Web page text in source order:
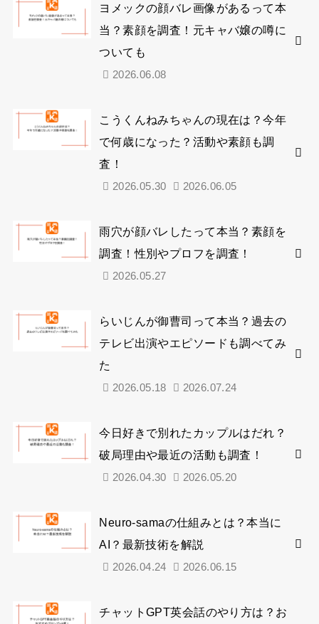
ヨメックの顔バレ画像があるって本
当？素顔を調査！元キャバ嬢の噂に
ついても
2026.06.08
こうくんねみちゃんの現在は？今年
で何歳になった？活動や素顔も調
査！
2026.05.30 2026.06.05
雨穴が顔バレしたって本当？素顔を
調査！性別やプロフを調査！
2026.05.27
らいじんが御曹司って本当？過去の
テレビ出演やエピソードも調べてみ
た
2026.05.18 2026.07.24
今日好きで別れたカップルはだれ？
破局理由や最近の活動も調査！
2026.04.30 2026.05.20
Neuro-samaの仕組みとは？本当に
AI？最新技術を解説
2026.04.24 2026.06.15
チャットGPT英会話のやり方は？お